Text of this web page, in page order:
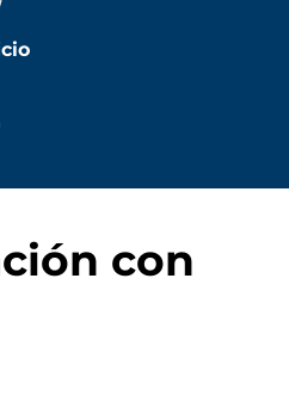
con